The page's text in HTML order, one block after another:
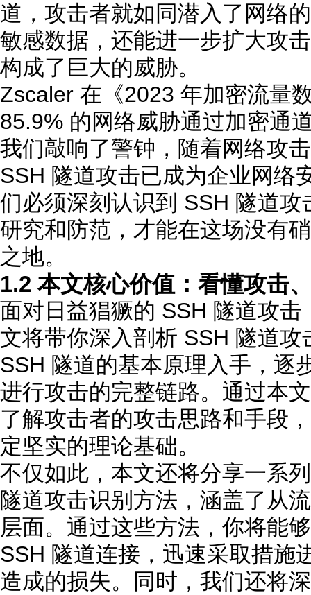
道，攻击者就如同潜入了网络
敏感数据，还能进一步扩大攻
构成了巨大的威胁。
Zscaler 在《2023 年加密流量
85.9% 的网络威胁通过加密通
我们敲响了警钟，随着网络攻
SSH 隧道攻击已成为企业网络
们必须深刻认识到 SSH 隧道
研究和防范，才能在这场没有
之地。
1.2 本文核心价值：看懂攻击
面对日益猖獗的 SSH 隧道攻
文将带你深入剖析 SSH 隧道
SSH 隧道的基本原理入手，逐
进行攻击的完整链路。通过本
了解攻击者的攻击思路和手段
定坚实的理论基础。
不仅如此，本文还将分享一系
隧道攻击识别方法，涵盖了从
层面。通过这些方法，你将能
SSH 隧道连接，迅速采取措施
造成的损失。同时，我们还将